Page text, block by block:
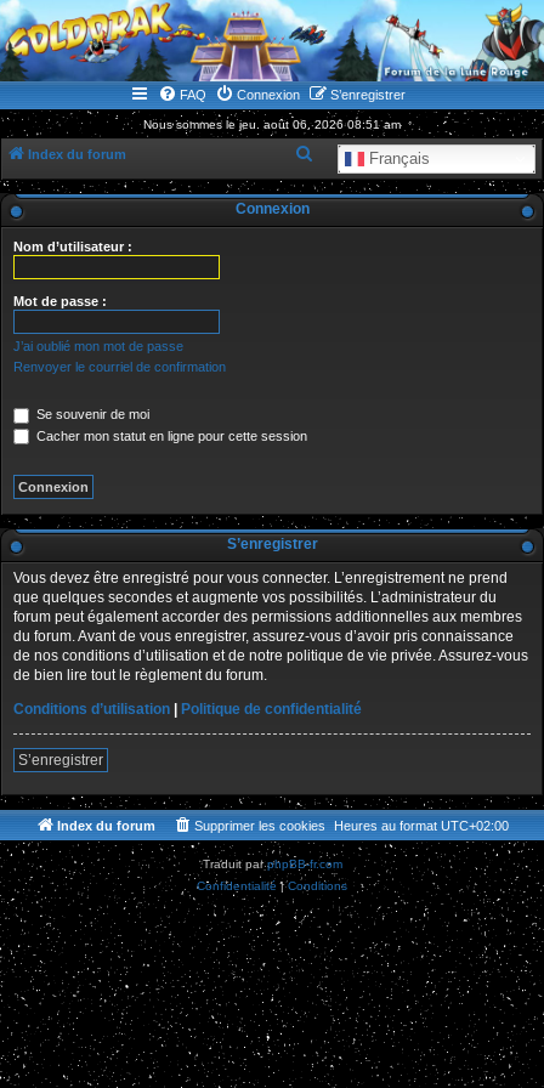
WWW.GOLDORAKGO.COM
le site de la Lune Rouge
FAQ Connexion S’enregistrer
Nous sommes le jeu. août 06, 2026 08:51 am
Index du forum Français
e
Connexion
Nom d’utilisateur :
Mot de passe :
J’ai oublié mon mot de passe
Renvoyer le courriel de confirmation
Se souvenir de moi
Cacher mon statut en ligne pour cette session
S’enregistrer
Vous devez être enregistré pour vous connecter. L’enregistrement ne prend
que quelques secondes et augmente vos possibilités. L’administrateur du
forum peut également accorder des permissions additionnelles aux membres
du forum. Avant de vous enregistrer, assurez-vous d’avoir pris connaissance
de nos conditions d’utilisation et de notre politique de vie privée. Assurez-vous
de bien lire tout le règlement du forum.
Conditions d’utilisation
Politique de confidentialité
S’enregistrer
Index du forum Heures au format UTC+02:00
Supprimer les cookies
Traduit parphpBB-fr.com
Confidentialité |Conditions